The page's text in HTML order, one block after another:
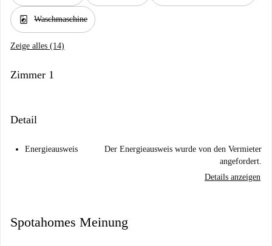
local_laundry_service Waschmaschine
Zeige alles (14)
Zimmer 1
Detail
Energieausweis
Der Energieausweis wurde von den Vermieter
angefordert.
Details anzeigen
Spotahomes Meinung